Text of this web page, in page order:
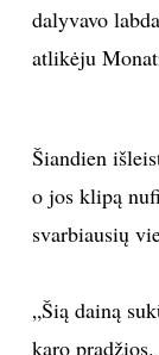
dalyvavo
atlikėju
Šiandien
o jos klipą
svarbiausių
„Šią dainą
karo